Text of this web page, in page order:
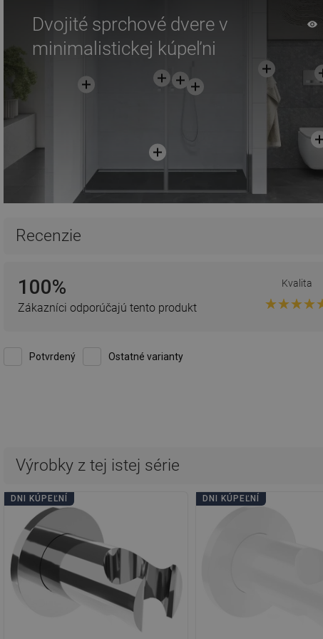
Dvojité sprchové dvere v
minimalistickej kúpeľni
Recenzie
100%
Zákazníci odporúčajú tento produkt
Kvalita
Potvrdený Ostatné varianty
dobrú cenu.
Výhody
Ukážte pôvodný komentár
Kvalita: Vzhľad: